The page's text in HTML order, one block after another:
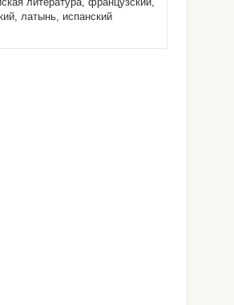
латынь, испанский